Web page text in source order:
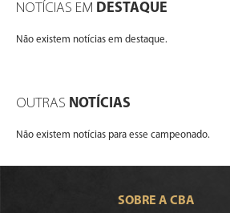
NOTÍCIAS EM DESTAQUE
Não existem notícias em destaque.
OUTRAS NOTÍCIAS
Não existem notícias para esse campeonado.
SOBRE A CBA